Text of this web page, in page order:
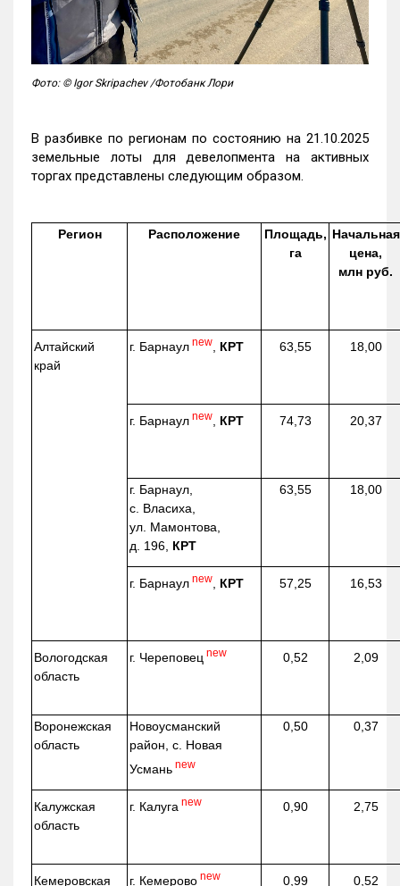
Фото: © Igor Skripachev /Фотобанк Лори
В разбивке по регионам по состоянию на 21.10.2025
земельные лоты для девелопмента на активных
торгах представлены следующим образом.
Регион Расположение
Площадь,
га
Начальная
цена,
млн руб.
Алтайский
край
г. Барнаул new КРТ 63,55 18,00
г. Барнаул new КРТ 74,73 20,37
г. Барнаул,
с. Власиха,
ул. Мамонтова,
д. 196, КРТ
63,55 18,00
г. Барнаул new КРТ 57,25 16,53
Вологодская
область
г. Череповец new 0,52 2,09
Воронежская
область
Новоусманский
район, с. Новая
Усмань new
0,50 0,37
Калужская
область
г. Калуга new 0,90 2,75
Кемеровская
г. Кемерово new 0,99 0,52